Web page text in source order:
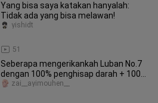
Yang bisa saya katakan hanyalah:
Tidak ada yang bisa melawan!
51
yishidt
Seberapa mengerikankah Luban No.7
dengan 100% penghisap darah + 100%
serangan kritis?
zai__ayimouhen__